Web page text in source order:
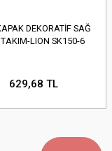
DEKORATİF SAĞ
LION SK150-6
629,68 TL